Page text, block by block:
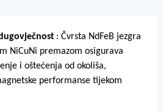
: Čvrsta NdFeB jezgra
NiCuNi premazom osigurava
i oštećenja od okoliša,
performanse tijekom